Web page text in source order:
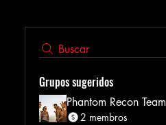
Buscar
Grupos sugeridos
Phantom Recon Team
2 membros